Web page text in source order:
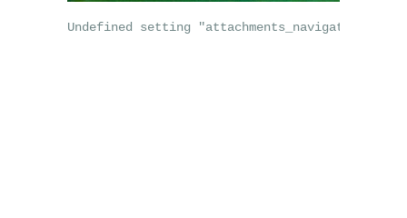
Undefined setting "attachments_navigation"